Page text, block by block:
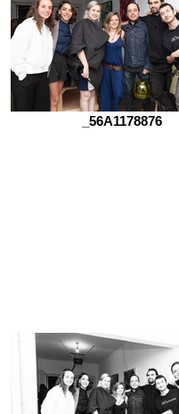
_56A1178876